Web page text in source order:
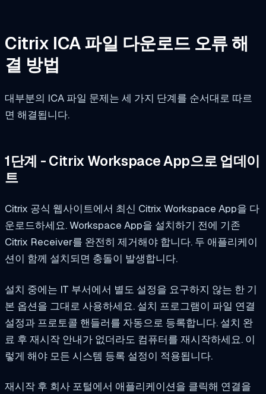
Citrix ICA 파일 다운로드 오류 해
결 방법
대부분의 ICA 파일 문제는 세 가지 단계를 순서대로 따르
면 해결됩니다.
1단계 - Citrix Workspace App으로 업데이
트
Citrix 공식 웹사이트에서 최신 Citrix Workspace App을 다
운로드하세요. Workspace App을 설치하기 전에 기존
Citrix Receiver를 완전히 제거해야 합니다. 두 애플리케이
션이 함께 설치되면 충돌이 발생합니다.
설치 중에는 IT 부서에서 별도 설정을 요구하지 않는 한 기
본 옵션을 그대로 사용하세요. 설치 프로그램이 파일 연결
설정과 프로토콜 핸들러를 자동으로 등록합니다. 설치 완
료 후 재시작 안내가 없더라도 컴퓨터를 재시작하세요. 이
렇게 해야 모든 시스템 등록 설정이 적용됩니다.
재시작 후 회사 포털에서 애플리케이션을 클릭해 연결을